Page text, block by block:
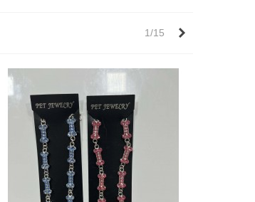
1/15